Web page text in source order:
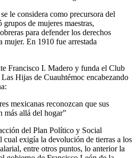
le considera como precursora del
de mujeres maestras,
para defender los derechos
mujer. En 1910 fue arrestada
Francisco I. Madero y funda el Club
Hijas de Cuauhtémoc encabezando
mexicanas reconozcan que sus
más allá del hogar”
del Plan Político y Social
cual exigía la devolución de tierras a los
entre otros puntos, lo anterior la